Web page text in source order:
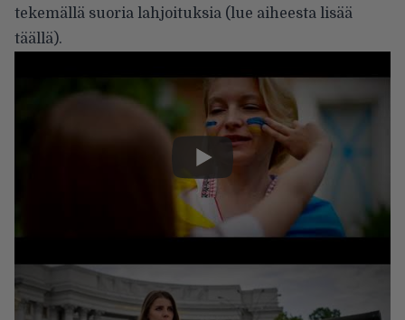
tekemällä suoria lahjoituksia (lue aiheesta lisää
täällä).